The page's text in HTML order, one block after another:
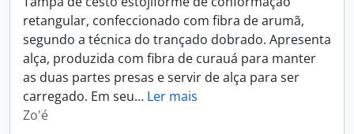
retangular, confeccionado com fibra de arumã,
segundo a técnica do trançado dobrado. Apresenta
alça, produzida com fibra de curauá para manter
as duas partes presas e servir de alça para ser
carregado. Em seu… Ler mais
Zo'é